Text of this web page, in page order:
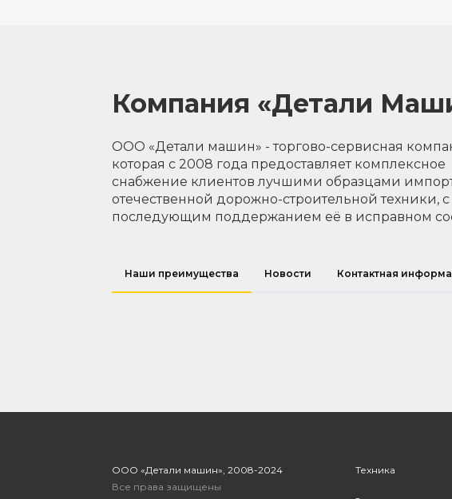
Компания «Детали
ООО «Детали машин» - торгово-сервисная
которая с 2008 года предоставляет комплексное
снабжение клиентов лучшими образцами
отечественной дорожно-строительной техники, с
последующим поддержанием её в исправном
Наши преимущества Новости Контактная
ООО «Детали машин», 2008-2024
Все права защищены
Техника